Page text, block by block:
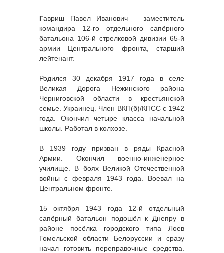
Гавриш Павел Иванович – заместитель
командира 12-го отдельного сапёрного
батальона 106-й стрелковой дивизии 65-й
армии Центрального фронта, старший
лейтенант.
Родился 30 декабря 1917 года в селе
Великая Дорога Нежинского района
Черниговской области в крестьянской
семье. Украинец. Член ВКП(б)/КПСС с 1942
года. Окончил четыре класса начальной
школы. Работал в колхозе.
В 1939 году призван в ряды Красной
Армии. Окончил военно-инженерное
училище. В боях Великой Отечественной
войны с февраля 1943 года. Воевал на
Центральном фронте.
15 октября 1943 года 12-й отдельный
сапёрный батальон подошёл к Днепру в
районе посёлка городского типа Лоев
Гомельской области Белоруссии и сразу
начал готовить переправочные средства.